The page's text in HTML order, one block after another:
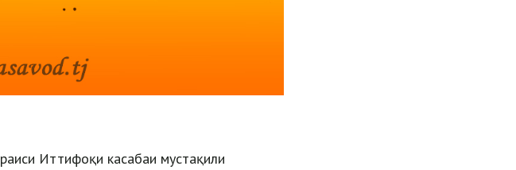
раиси Иттифоқи касабаи мустақили